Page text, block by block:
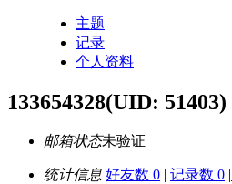
主题
记录
个人资料
133654328(UID: 51403)
邮箱状态未验证
统计信息 好友数 0 | 记录数 0 |